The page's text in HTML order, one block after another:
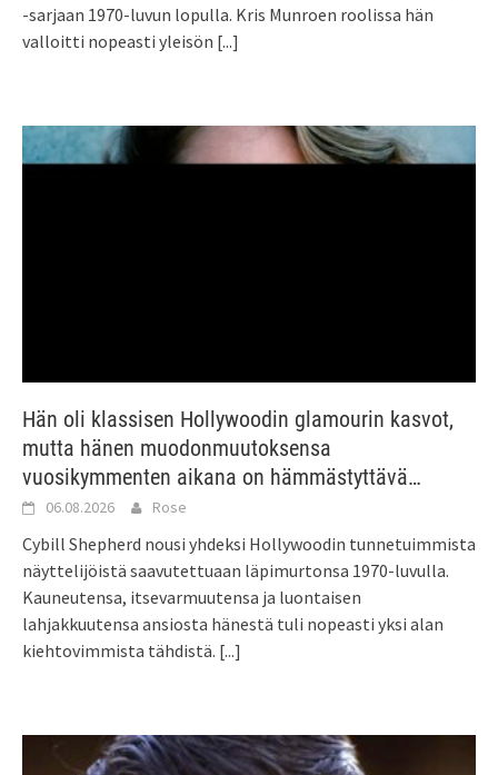
-sarjaan 1970-luvun lopulla. Kris Munroen roolissa hän
valloitti nopeasti yleisön [...]
Hän oli klassisen Hollywoodin glamourin kasvot,
mutta hänen muodonmuutoksensa
vuosikymmenten aikana on hämmästyttävä…
06.08.2026 Rose
Cybill Shepherd nousi yhdeksi Hollywoodin tunnetuimmista
näyttelijöistä saavutettuaan läpimurtonsa 1970-luvulla.
Kauneutensa, itsevarmuutensa ja luontaisen
lahjakkuutensa ansiosta hänestä tuli nopeasti yksi alan
kiehtovimmista tähdistä. [...]